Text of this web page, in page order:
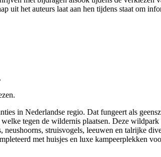
uit het auteurs laat aan hen tijdens staat om
in Nederlandse regio. Dat fungeert als
tegen de wildernis plaatsen. Deze
struisvogels, leeuwen en talrijke
met huisjes en luxe kampeerplekken